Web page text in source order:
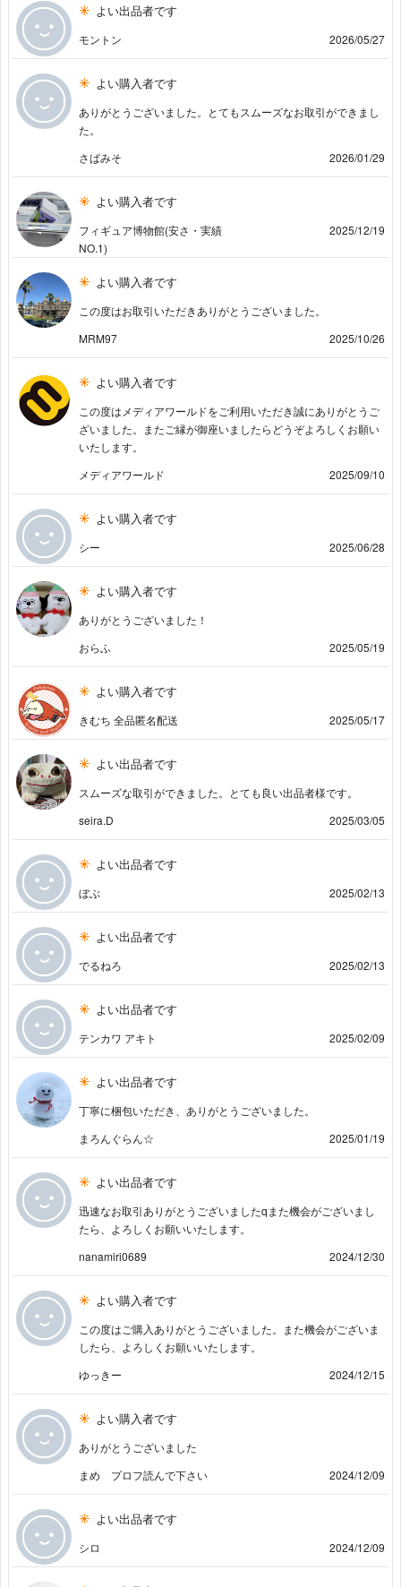
よい出品者です
モントン 2026/05/27
よい購入者です
ありがとうございました。とてもスムーズなお取引ができまし
た。
さばみそ
2026/01/29
よい購入者です
フィギュア博物館(安さ・実績
NO.1)
2025/12/19
よい購入者です
この度はお取引いただきありがとうございました。
MRM97
2025/10/26
よい購入者です
この度はメディアワールドをご利用いただき誠にありがとうご
ざいました。またご縁が御座いましたらどうぞよろしくお願い
いたします。
メディアワールド
2025/09/10
よい購入者です
シー 2025/06/28
よい購入者です
ありがとうございました！
おらふ
2025/05/19
よい購入者です
きむち 全品匿名配送 2025/05/17
よい出品者です
スムーズな取引ができました。とても良い出品者様です。
seira.D
2025/03/05
よい出品者です
ぼぶ 2025/02/13
よい出品者です
でるねろ 2025/02/13
よい出品者です
テンカワ アキト 2025/02/09
よい出品者です
丁寧に梱包いただき、ありがとうございました。
まろんぐらん☆
2025/01/19
よい出品者です
迅速なお取引ありがとうございましたqまた機会がございまし
たら、よろしくお願いいたします。
nanamiri0689
2024/12/30
よい購入者です
この度はご購入ありがとうございました。また機会がございま
したら、よろしくお願いいたします。
ゆっきー
2024/12/15
よい購入者です
ありがとうございました
まめ プロフ読んで下さい
2024/12/09
よい出品者です
シロ 2024/12/09